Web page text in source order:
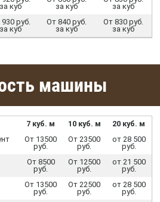
за куб
за куб
за куб
руб.
за куб
От 840 руб.
за куб
От 830 руб.
за куб
машины
7 куб. м 10 куб. м
20 куб. м
От 13500
руб.
От 23500
руб.
от 28 500
руб.
От 8500
руб.
От 12500
руб.
от 21 500
руб.
От 13500
руб.
От 22500
руб.
от 28 500
руб.